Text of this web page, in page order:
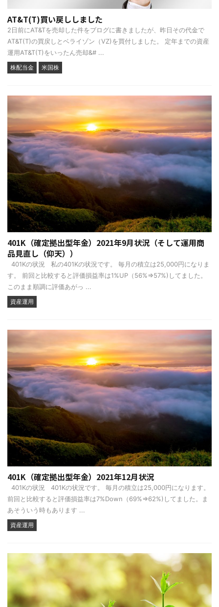
AT&T(T)買い戻ししました
2日前にAT&Tを売却した件をブログに書きましたが、昨日その代金で
AT&T(T)の買戻しとベライゾン（VZ)を買付しました。 定年までの資産
運用AT&T(T)をいったん売却&# ...
株配当金 米国株
401K（確定拠出型年金）2021年9月状況（そして運用商
品見直し（仰天））
401Kの状況 私の401Kの状況です。 毎月の積立は25,000円になりま
す。 前回と比較すると評価損益率は1%UP（56%⇒57%)してました。
このまま順調に評価あがっ ...
資産運用
401K（確定拠出型年金）2021年12月状況
401Kの状況 401Kの状況です。 毎月の積立は25,000円になります。
前回と比較すると評価損益率は7%Down（69%⇒62%)してました。ま
あそういう時もあります ...
資産運用